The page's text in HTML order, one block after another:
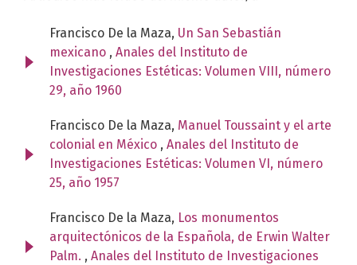
Francisco De la Maza, Un San Sebastián
mexicano , Anales del Instituto de
Investigaciones Estéticas: Volumen VIII, número
29, año 1960
Francisco De la Maza, Manuel Toussaint y el arte
colonial en México , Anales del Instituto de
Investigaciones Estéticas: Volumen VI, número
25, año 1957
Francisco De la Maza, Los monumentos
arquitectónicos de la Española, de Erwin Walter
Palm. , Anales del Instituto de Investigaciones